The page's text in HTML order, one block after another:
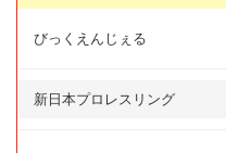
びっくえんじぇる
新日本プロレスリング